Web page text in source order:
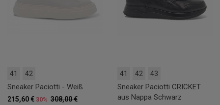
41 42
Sneaker Paciotti - Weiß
308,00 €
215,60 € 30%
41 42 43
Sneaker Paciotti CRICKET
aus Nappa Schwarz